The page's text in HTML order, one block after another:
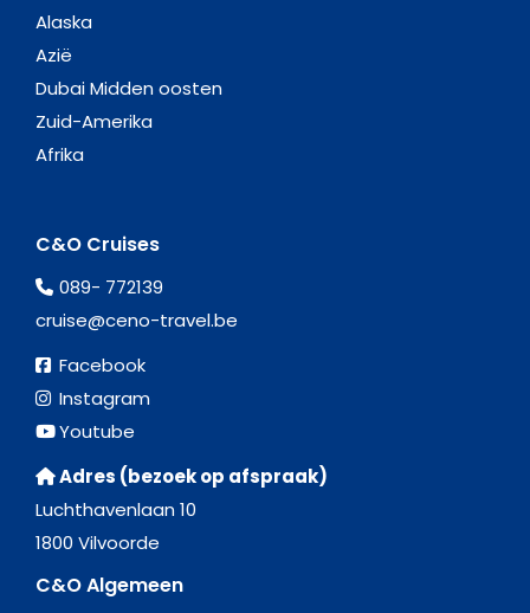
Alaska
Azië
Dubai Midden oosten
Zuid-Amerika
Afrika
C&O Cruises
089- 772139
cruise@ceno-travel.be
Facebook
Instagram
Youtube
Adres (bezoek op afspraak)
Luchthavenlaan 10
1800 Vilvoorde
C&O Algemeen